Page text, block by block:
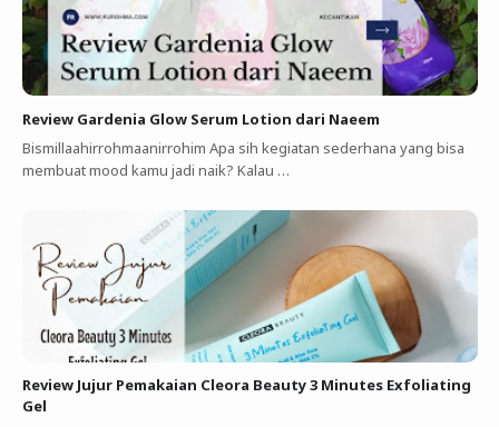
Review Gardenia Glow Serum Lotion dari Naeem
Bismillaahirrohmaanirrohim Apa sih kegiatan sederhana yang bisa
membuat mood kamu jadi naik? Kalau …
Review Jujur Pemakaian Cleora Beauty 3 Minutes Exfoliating
Gel